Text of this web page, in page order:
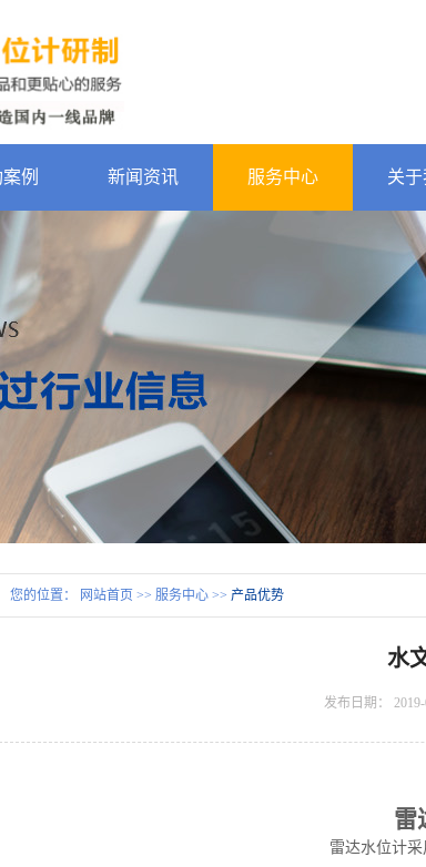
例 新闻资讯 服务中心 关于
您的位置： 网站首页 >> 服务中心 >> 产品优势
水
发布日期：
雷
雷达水位计